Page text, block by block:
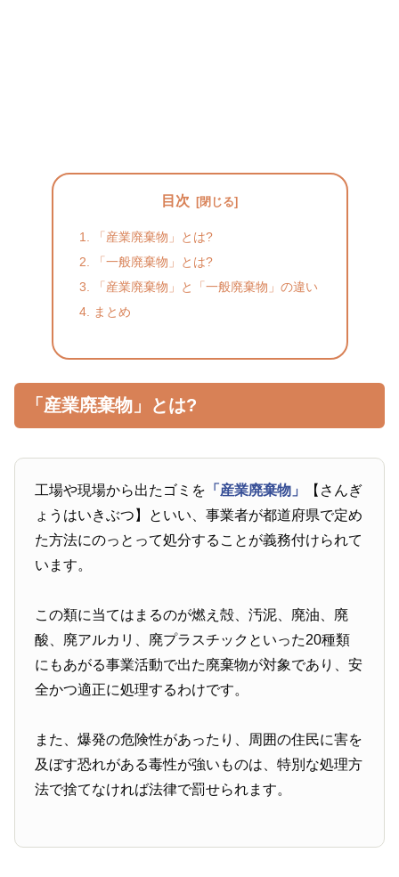
目次
「産業廃棄物」とは?
「一般廃棄物」とは?
「産業廃棄物」と「一般廃棄物」の違い
まとめ
「産業廃棄物」とは?
工場や現場から出たゴミを 「産業廃棄物」
【さんぎ
ょうはいきぶつ】といい、事業者が都道府県で定め
た方法にのっとって処分することが義務付けられて
います。
この類に当てはまるのが燃え殻、汚泥、廃油、廃
酸、廃アルカリ、廃プラスチックといった20種類
にもあがる事業活動で出た廃棄物が対象であり、安
全かつ適正に処理するわけです。
また、爆発の危険性があったり、周囲の住民に害を
及ぼす恐れがある毒性が強いものは、特別な処理方
法で捨てなければ法律で罰せられます。